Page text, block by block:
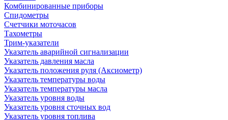
Комбинированные приборы
Спидометры
Счетчики моточасов
Тахометры
Трим-указатели
Указатель аварийной сигнализации
Указатель давления масла
Указатель положения руля (Аксиометр)
Указатель температуры воды
Указатель температуры масла
Указатель уровня воды
Указатель уровня сточных вод
Указатель уровня топлива